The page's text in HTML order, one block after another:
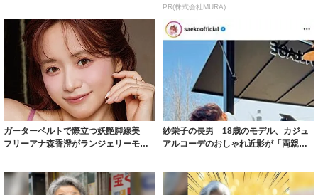
致」する方...
PR(株式会社MURA)
ガーターベルトで際立つ妖艶脚線美
フリーアナ森香澄がランジェリーモデ
紗栄子の長男 18歳のモデル、カジュ
アルコーデのおしゃれ近影が「両親の